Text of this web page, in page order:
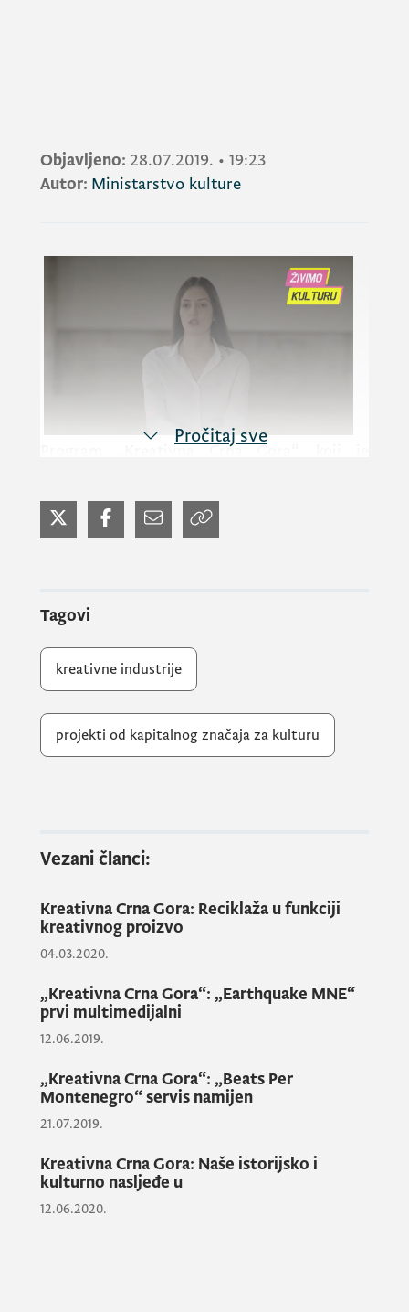
Objavljeno: 28.07.2019. • 19:23
Autor: Ministarstvo kulture
Program „Kreativna Crna Gora“, koji je
godine dao prve rezultate. Na prvom
konkursu u okviru navedenog programa,
proizvodnog, podržano je ukupno 11 autora.
U pitanju je 10 projekata i proizvoda, te
jedna naučna studija.
Obezbjeđivanjem osnovnih uslova i
sredstava za rad – prostora, opreme,
kulturi, čime želimo motivisati i druge
umjetnike da se na predstojeće konkurse
Imajući u vidu značaj programa „Kreativna
afirmacije autora i značaja njihovih
projekata za stvaranje crnogorskog
kulturnog proizvoda, Ministarstvo kulture
nastojaće da javnosti predstavi svakog od
njih, uz projekte čiji su autori.
konkursa „Kreativna Crna Gora“ je
Miloševićsa Cetinja, koja je konkurisala
projektom „Ošvica“. Njenom idejom, jasnim
Pročitaj sve
Tagovi
kreativne industrije
projekti od kapitalnog značaja za kulturu
Vezani članci:
Kreativna Crna Gora: Reciklaža u funkciji
kreativnog proizvo
04.03.2020.
„Kreativna Crna Gora“: „Earthquake MNE“
prvi multimedijalni
12.06.2019.
„Kreativna Crna Gora“: „Beats Per
Montenegro“ servis namijen
21.07.2019.
Kreativna Crna Gora: Naše istorijsko i
kulturno nasljeđe u
12.06.2020.